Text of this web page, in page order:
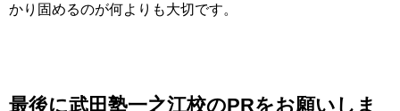
かり固めるのが何よりも大切です。
最後に武田塾一之江校のPRをお願いしま